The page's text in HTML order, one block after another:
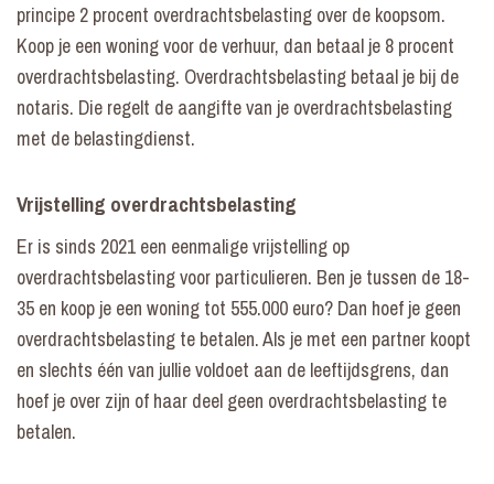
principe 2 procent overdrachtsbelasting over de koopsom.
Koop je een woning voor de verhuur, dan betaal je 8 procent
overdrachtsbelasting. Overdrachtsbelasting betaal je bij de
notaris. Die regelt de aangifte van je overdrachtsbelasting
met de belastingdienst.
Vrijstelling overdrachtsbelasting
Er is sinds 2021 een eenmalige vrijstelling op
overdrachtsbelasting voor particulieren. Ben je tussen de 18-
35 en koop je een woning tot 555.000 euro? Dan hoef je geen
overdrachtsbelasting te betalen. Als je met een partner koopt
en slechts één van jullie voldoet aan de leeftijdsgrens, dan
hoef je over zijn of haar deel geen overdrachtsbelasting te
betalen.